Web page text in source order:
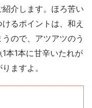
介します。ほろ苦い
るポイントは、和え
ので、アツアツのう
本1本に甘辛いたれが
ますよ。